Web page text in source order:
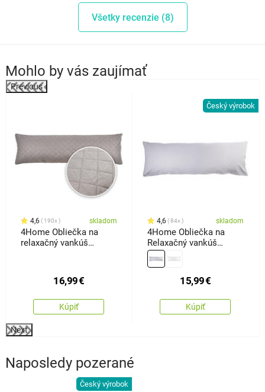
Všetky recenzie (8)
Mohlo by vás zaujímať
Previous
4,6 190x skladom
4Home Obliečka na
relaxačný vankúš
16,99€
Kúpiť
Český výrobok
4,6 84x skladom
4Home Obliečka na
Relaxačný vankúš
Náhradný manžel
svetlosivá, 45 x 120 cm
15,99€
Kúpiť
Next
Naposledy pozerané
Český výrobok